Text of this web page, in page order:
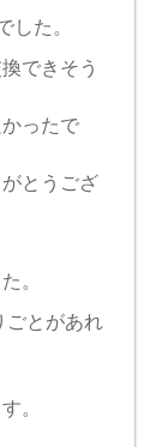
した。
できそう
ったで
とうござ
。
ごとがあれ
。